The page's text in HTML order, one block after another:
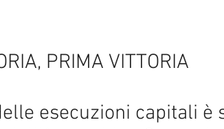
PRIMA VITTORIA
esecuzioni capitali è